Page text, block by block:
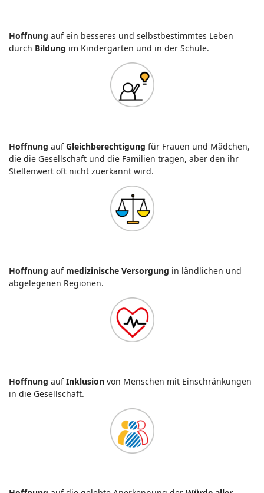
Hoffnung auf ein besseres und selbstbestimmtes Leben
durch Bildung im Kindergarten und in der Schule.
Hoffnung aufGleichberechtigung für Frauen und Mädchen,
die die Gesellschaft und die Familien tragen, aber den ihr
Stellenwert oft nicht zuerkannt wird.
Hoffnung auf medizinische Versorgung in ländlichen und
abgelegenen Regionen.
Hoffnung aufInklusion von Menschen mit Einschränkungen
in die Gesellschaft.